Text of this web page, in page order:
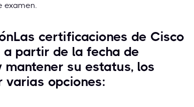
examen.
certificaciones de Cisco
a partir de la fecha de
su estatus, los
varias opciones: